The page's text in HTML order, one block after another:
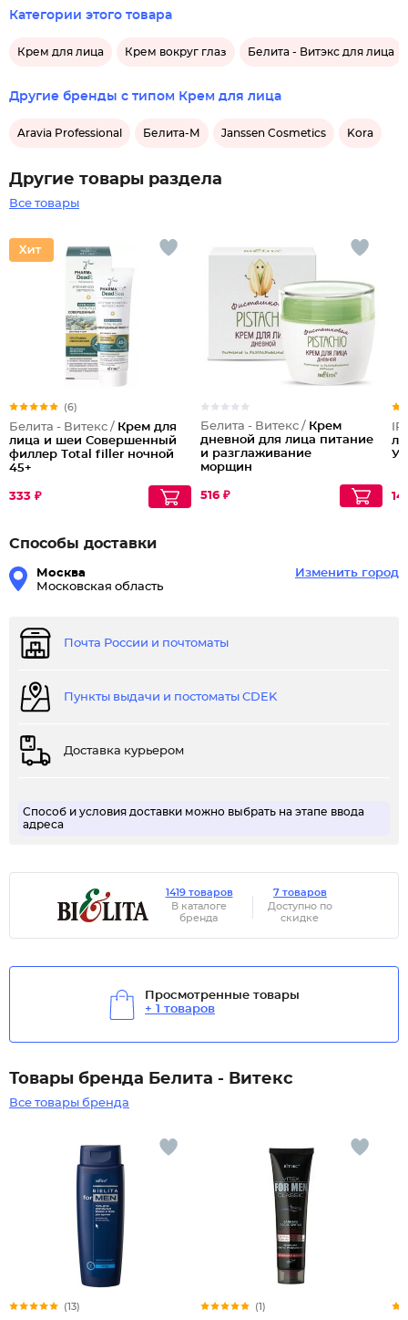
Категории этого товара
Крем для лица Крем вокруг глаз Белита - Витэкс для лица
Другие бренды с типом Крем для лица
Aravia Professional Белита-М Janssen Cosmetics Kora
Другие товары раздела
Все товары
(6)
Белита - Витекс / Крем для
лица и шеи Совершенный
филлер Тotal filler ночной
45+
333 ₽
Белита - Витекс / Крем
дневной для лица питание
и разглаживание
морщин
516 ₽
Способы доставки
Москва
Московская область
Изменить город
Почта России и почтоматы
Пункты выдачи и постоматы CDEK
Доставка курьером
Способ и условия доставки можно выбрать на этапе ввода
адреса
1419 товаров
В каталоге
бренда
7 товаров
Доступно по
скидке
Просмотренные товары
+ 1 товаров
Товары бренда Белита - Витекс
Все товары бренда
(13) (1)